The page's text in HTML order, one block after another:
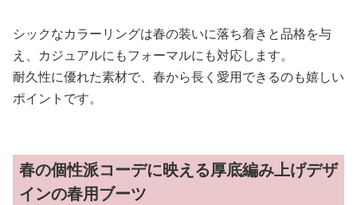
シックなカラーリングは春の装いに落ち着きと品格を与
え、カジュアルにもフォーマルにも対応します。
耐久性に優れた素材で、春から長く愛用できるのも嬉しい
ポイントです。
春の個性派コーデに映える厚底編み上げデザ
インの春用ブーツ